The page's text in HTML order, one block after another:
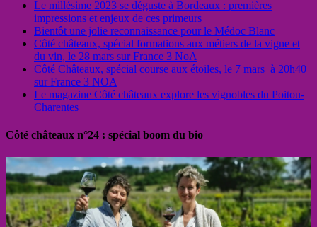
Le millésime 2023 se déguste à Bordeaux : premières
impressions et enjeux de ces primeurs
Bientôt une jolie reconnaissance pour le Médoc Blanc
Côté châteaux, spécial formations aux métiers de la vigne et
du vin, le 28 mars sur France 3 NoA
Côté Châteaux, spécial course aux étoiles, le 7 mars à 20h40
sur France 3 NOA
Le magazine Côté châteaux explore les vignobles du Poitou-
Charentes
Côté châteaux n°24 : spécial boom du bio